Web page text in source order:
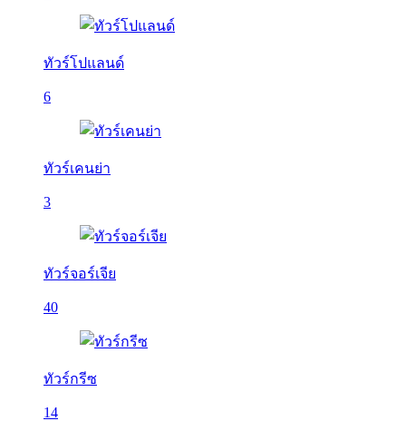
ทัวร์โปแลนด์
6
ทัวร์เคนย่า
3
ทัวร์จอร์เจีย
40
ทัวร์กรีซ
14